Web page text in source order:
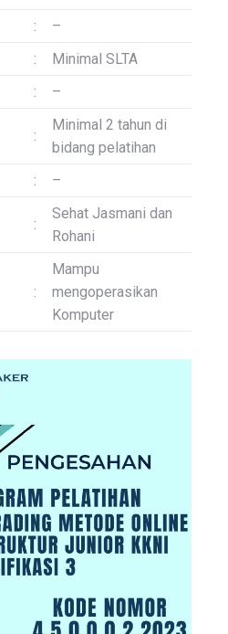
:
–
:
Minimal SLTA
: –
:
Minimal 2 tahun di
bidang pelatihan
: –
:
Sehat Jasmani dan
Rohani
:
Mampu
mengoperasikan
Komputer